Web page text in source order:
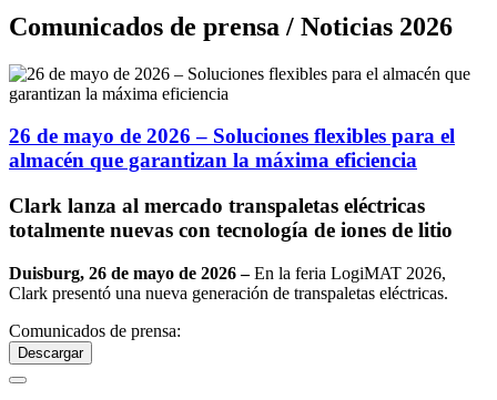
Comunicados de prensa / Noticias 2026
26 de mayo de 2026 – Soluciones flexibles para el
almacén que garantizan la máxima eficiencia
Clark lanza al mercado transpaletas eléctricas
totalmente nuevas con tecnología de iones de litio
Duisburg, 26 de mayo de 2026 –En la feria LogiMAT 2026,
Clark presentó una nueva generación de transpaletas eléctricas.
Comunicados de prensa:
Descargar